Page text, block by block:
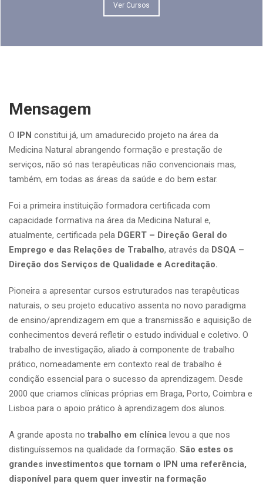
Ver Cursos
Mensagem
O IPN constitui já, um amadurecido projeto na área da
Medicina Natural abrangendo formação e prestação de
serviços, não só nas terapêuticas não convencionais mas,
também, em todas as áreas da saúde e do bem estar.
Foi a primeira instituição formadora certificada com
capacidade formativa na área da Medicina Natural e,
atualmente, certificada pela DGERT – Direção Geral do
Emprego e das Relações de Trabalho, através da DSQA –
Direção dos Serviços de Qualidade e Acreditação.
Pioneira a apresentar cursos estruturados nas terapêuticas
naturais, o seu projeto educativo assenta no novo paradigma
de ensino/aprendizagem em que a transmissão e aquisição de
conhecimentos deverá refletir o estudo individual e coletivo. O
trabalho de investigação, aliado à componente de trabalho
prático, nomeadamente em contexto real de trabalho é
condição essencial para o sucesso da aprendizagem. Desde
2000 que criamos clínicas próprias em Braga, Porto, Coimbra e
Lisboa para o apoio prático à aprendizagem dos alunos.
A grande aposta no trabalho em clínica levou a que nos
distinguíssemos na qualidade da formação. São estes os
grandes investimentos que tornam o IPN uma referência,
disponível para quem quer investir na formação